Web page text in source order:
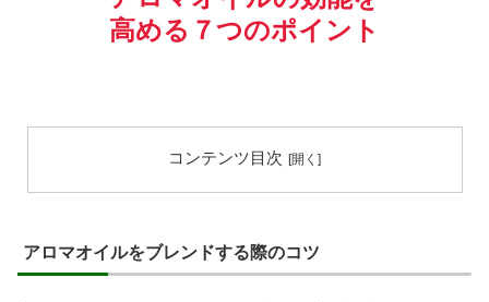
高める７つのポイント
コンテンツ目次
アロマオイルをブレンドする際のコツ